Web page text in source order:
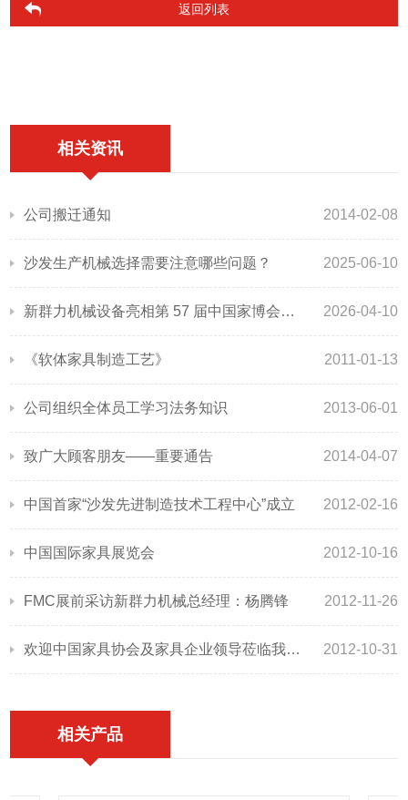
返回列表
相关资讯
2014-02-08
公司搬迁通知
2025-06-10
沙发生产机械选择需要注意哪些问题？
2026-04-10
新群力机械设备亮相第 57 届中国家博会（广州），以智能制造赋能家具产业升级
2011-01-13
《软体家具制造工艺》
2013-06-01
公司组织全体员工学习法务知识
2014-04-07
致广大顾客朋友——重要通告
2012-02-16
中国首家“沙发先进制造技术工程中心”成立
2012-10-16
中国国际家具展览会
2012-11-26
FMC展前采访新群力机械总经理：杨腾锋
2012-10-31
欢迎中国家具协会及家具企业领导莅临我司参观指导
相关产品